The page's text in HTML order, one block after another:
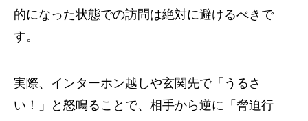
的になった状態での訪問は絶対に避けるべきで
す。
実際、インターホン越しや玄関先で「うるさ
い！」と怒鳴ることで、相手から逆に「脅迫行